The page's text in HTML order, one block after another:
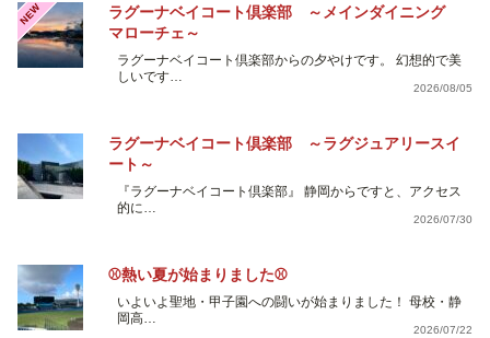
NEW
ラグーナベイコート倶楽部 ～メインダイニング
マローチェ～
ラグーナベイコート倶楽部からの夕やけです。 幻想的で美
しいです…
2026/08/05
ラグーナベイコート倶楽部 ～ラグジュアリースイ
ート～
『ラグーナベイコート倶楽部』 静岡からですと、アクセス
的に…
2026/07/30
⚾熱い夏が始まりました⚾
いよいよ聖地・甲子園への闘いが始まりました！ 母校・静
岡高…
2026/07/22